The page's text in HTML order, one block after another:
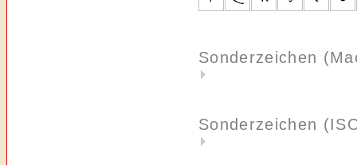
Sonderzeichen
Sonderzeichen